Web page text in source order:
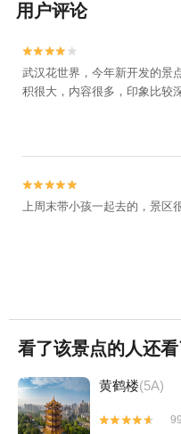
用户评论


武汉花世界，今年新开发的景
积很大，内容很多，印象比较


上周末带小孩一起去的，景区
看了该景点的人还看
黄鹤楼(5A)

